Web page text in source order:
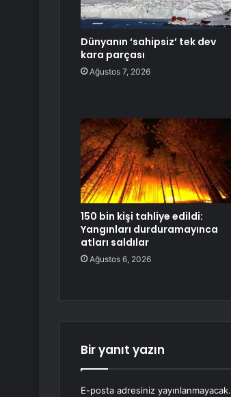
Dünyanın ‘sahipsiz’ tek dev
kara parçası
Ağustos 7, 2026
150 bin kişi tahliye edildi:
Yangınları durduramayınca
atları saldılar
Ağustos 6, 2026
Bir yanıt yazın
E-posta adresiniz yayınlanmayacak.